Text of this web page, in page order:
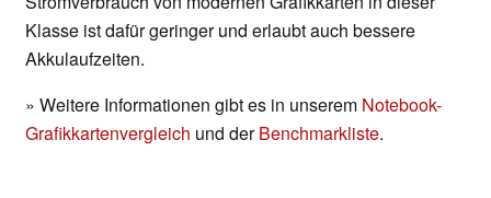
Klasse ist dafür geringer und erlaubt auch bessere
Akkulaufzeiten.
» Weitere Informationen gibt es in unserem Notebook-
Grafikkartenvergleich und derBenchmarkliste.